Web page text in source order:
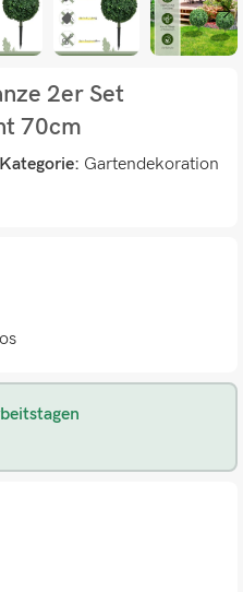
2er Set
70cm
Kategorie: Gartendekoration